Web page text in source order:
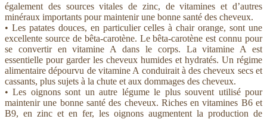
également des sources vitales de zinc, de vitamines et d’autres
minéraux importants pour maintenir une bonne santé des cheveux.
• Les patates douces, en particulier celles à chair orange, sont une
excellente source de bêta-carotène. Le bêta-carotène est connu pour
se convertir en vitamine A dans le corps. La vitamine A est
essentielle pour garder les cheveux humides et hydratés. Un régime
alimentaire dépourvu de vitamine A conduirait à des cheveux secs et
cassants, plus sujets à la chute et aux dommages des cheveux.
• Les oignons sont un autre légume le plus souvent utilisé pour
maintenir une bonne santé des cheveux. Riches en vitamines B6 et
B9, en zinc et en fer, les oignons augmentent la production de